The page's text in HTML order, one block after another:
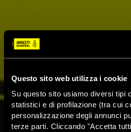
Questo sito web utilizza i cookie
Su questo sito usiamo diversi tipi
statistici e di profilazione (tra cui
personalizzazione degli annunci
terze parti. Cliccando "Accetta